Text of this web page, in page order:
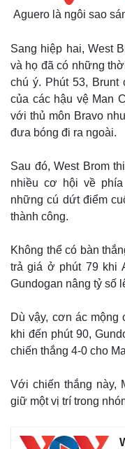
Thế giới
Quan sát
Cuộc sống đó đây
Hồ sơ
Aguero là ngôi sao
Sang hiệp hai, West
và họ đã có những
chú ý. Phút 53,
của các hậu vệ Man
với thủ môn Bravo
đưa bóng đi ra ngoài.
Sau đó, West Brom
nhiều cơ hội về phía
những cú dứt điểm
thành công.
Không thể có bàn
trả giá ở phút 79 khi
Gundogan nâng tỷ số
Dù vậy, cơn ác
khi đến phút 90,
chiến thắng 4-0 cho
Với chiến thắng này,
giữ một vị trí trong